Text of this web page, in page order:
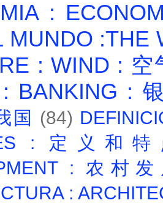
:
MUNDO :THE
: WIND : 空
: BANKING :
国 (84)
: 定义和
: 农村
: